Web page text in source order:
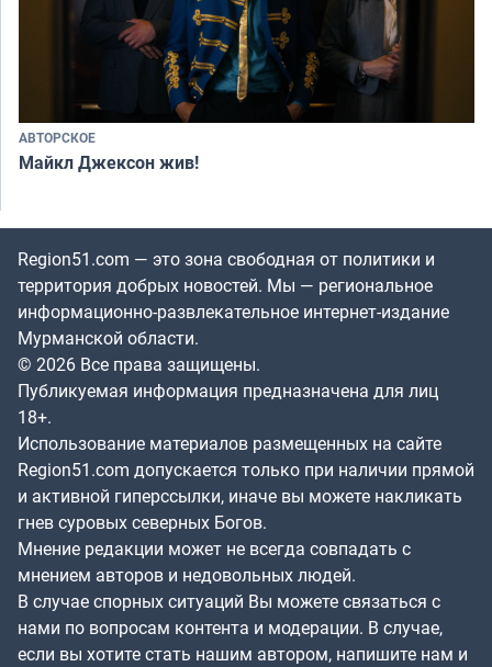
АВТОРСКОЕ
Майкл Джексон жив!
Region51.com — это зона свободная от политики и
территория добрых новостей. Мы — региональное
информационно-развлекательное интернет-издание
Мурманской области.
© 2026 Все права защищены.
Публикуемая информация предназначена для лиц
18+.
Использование материалов размещенных на сайте
Region51.com допускается только при наличии прямой
и активной гиперссылки, иначе вы можете накликать
гнев суровых северных Богов.
Мнение редакции может не всегда совпадать с
мнением авторов и недовольных людей.
В случае спорных ситуаций Вы можете связаться с
нами по вопросам контента и модерации. В случае,
если вы хотите стать нашим автором, напишите нам и